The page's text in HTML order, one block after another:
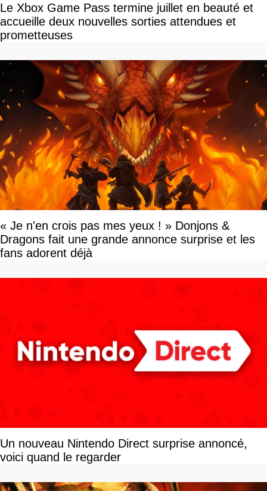
Le Xbox Game Pass termine juillet en beauté et
accueille deux nouvelles sorties attendues et
prometteuses
« Je n'en crois pas mes yeux ! » Donjons &
Dragons fait une grande annonce surprise et les
fans adorent déjà
Un nouveau Nintendo Direct surprise annoncé,
voici quand le regarder